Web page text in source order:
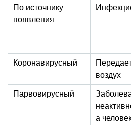
По источнику
появления
Коронавирусный
воздух
Парвовирусный
а